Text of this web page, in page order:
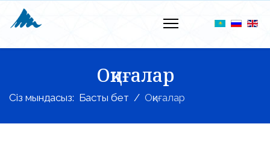
Оқиғалар
Сіз мындасыз: Басты бет Оқиғалар